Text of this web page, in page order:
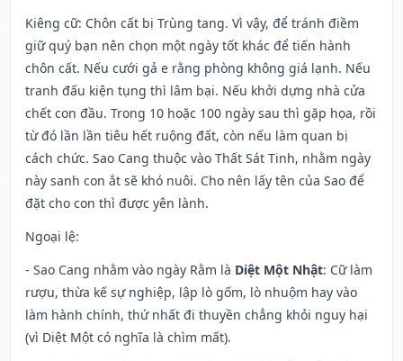
Kiêng cữ: Chôn cất bị Trùng tang. Vì vậy, để tránh điềm
giữ quý bạn nên chọn một ngày tốt khác để tiến hành
chôn cất. Nếu cưới gả e rằng phòng không giá lạnh. Nếu
tranh đấu kiện tụng thì lâm bại. Nếu khởi dựng nhà cửa
chết con đầu. Trong 10 hoặc 100 ngày sau thì gặp họa, rồi
từ đó lần lần tiêu hết ruộng đất, còn nếu làm quan bị
cách chức. Sao Cang thuộc vào Thất Sát Tinh, nhằm ngày
này sanh con ắt sẽ khó nuôi. Cho nên lấy tên của Sao để
đặt cho con thì được yên lành.
Ngoại lệ:
- Sao Cang nhằm vào ngày Rằm là Diệt Một Nhật: Cữ làm
rượu, thừa kế sự nghiệp, lập lò gốm, lò nhuộm hay vào
làm hành chính, thứ nhất đi thuyền chẳng khỏi nguy hại
(vì Diệt Một có nghĩa là chìm mất).